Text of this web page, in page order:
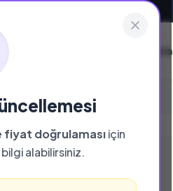
fiyat doğrulamasıiçin
alabilirsiniz.
Hakkımızda